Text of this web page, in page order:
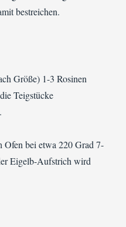
bestreichen.
Größe) 1-3 Rosinen
Teigstücke
Ofen bei etwa 220 Grad 7-
Eigelb-Aufstrich wird